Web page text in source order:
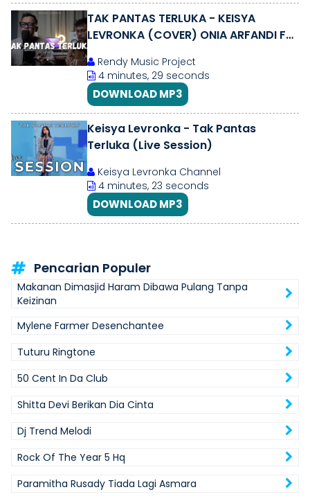
TAK PANTAS TERLUKA - KEISYA
LEVRONKA (COVER) ONIA ARFANDI FT.
Rendy Music Project
4 minutes, 29 seconds
DOWNLOAD MP3
Keisya Levronka - Tak Pantas
Terluka (Live Session)
Keisya Levronka Channel
4 minutes, 23 seconds
DOWNLOAD MP3
Pencarian Populer
Makanan Dimasjid Haram Dibawa Pulang Tanpa
Keizinan
Mylene Farmer Desenchantee
Tuturu Ringtone
50 Cent In Da Club
Shitta Devi Berikan Dia Cinta
Dj Trend Melodi
Rock Of The Year 5 Hq
Paramitha Rusady Tiada Lagi Asmara